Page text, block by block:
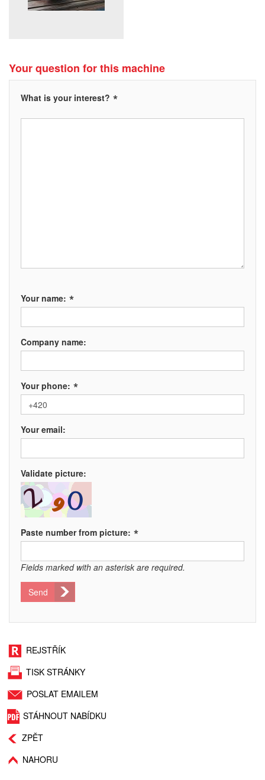
Your question for this machine
What is your interest? *
Your name: *
Company name:
Your phone: *
Your email:
Validate picture:
Paste number from picture: *
Fields marked with an asterisk are required.
Send
REJSTŘÍK
TISK STRÁNKY
POSLAT EMAILEM
STÁHNOUT NABÍDKU
ZPĚT
NAHORU